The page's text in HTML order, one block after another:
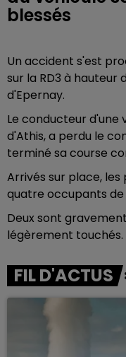
blessés
Un accident s'est
sur la RD3 à hauteur
d'Epernay.
Le conducteur d'une
d'Athis, a perdu le
terminé sa course
Arrivés sur place,
quatre occupants de
Deux sont
légèrement touchés.
FIL D'ACTUS